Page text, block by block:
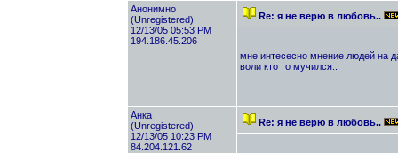
Анонимно
(Unregistered)
12/13/05 05:53 PM
194.186.45.206
Re: я не верю в любовь..
мне интесесно мнение людей на
воли кто то мучился..
Анка
(Unregistered)
12/13/05 10:23 PM
84.204.121.62
Re: я не верю в любовь..